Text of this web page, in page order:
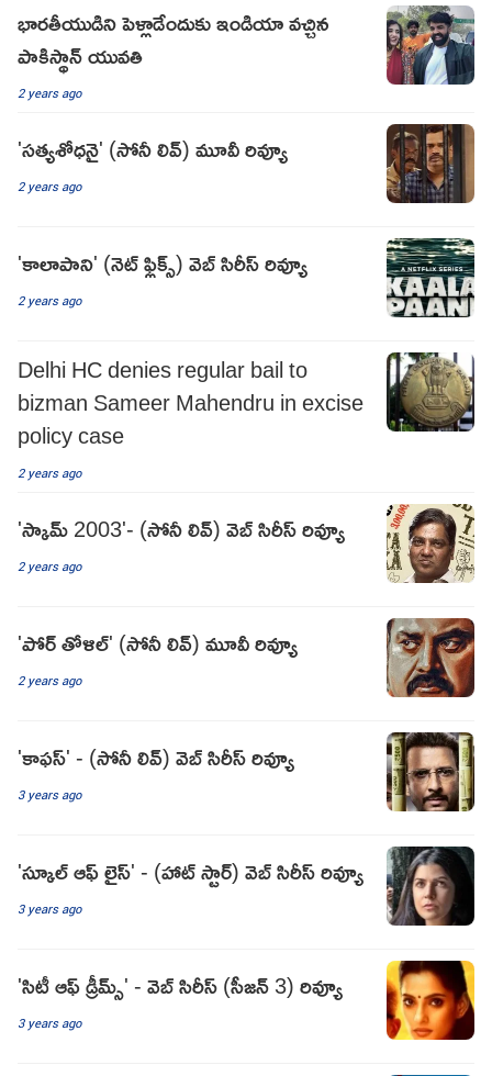
భారతీయుడిని పెళ్లాడేందుకు ఇండియా వచ్చిన
పాకిస్థాన్ యువతి
2 years ago
'సత్యశోధనై' (సోనీ లివ్) మూవీ రివ్యూ
2 years ago
'కాలాపాని' (నెట్ ఫ్లిక్స్) వెబ్ సిరీస్ రివ్యూ
2 years ago
Delhi HC denies regular bail to
bizman Sameer Mahendru in excise
policy case
2 years ago
'స్కామ్ 2003'- (సోనీ లివ్) వెబ్ సిరీస్ రివ్యూ
2 years ago
'పోర్ తోళిల్' (సోనీ లివ్) మూవీ రివ్యూ
2 years ago
'కాఫస్' - (సోనీ లివ్) వెబ్ సిరీస్ రివ్యూ
3 years ago
'స్కూల్ ఆఫ్ లైస్' - (హాట్ స్టార్) వెబ్ సిరీస్ రివ్యూ
3 years ago
'సిటీ ఆఫ్ డ్రీమ్స్' - వెబ్ సిరీస్ (సీజన్ 3) రివ్యూ
3 years ago